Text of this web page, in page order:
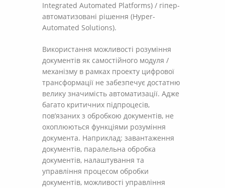
Integrated Automated Platforms) / гіпер-
автоматизовані рішення (Hyper-
Automated Solutions).
Використання можливості розуміння
документів як самостійного модуля /
механізму в рамках проекту цифрової
трансформації не забезпечує достатню
велику значимість автоматизації. Адже
багато критичних підпроцесів,
пов’язаних з обробкою документів, не
охоплюються функціями розуміння
документа. Наприклад: завантаження
документів, паралельна обробка
документів, налаштування та
управління процесом обробки
документів, можливості управління